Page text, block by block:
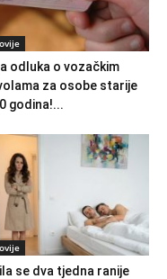
odluka o vozačkim
za osobe starije
godina!...
se dva tjedna ranije